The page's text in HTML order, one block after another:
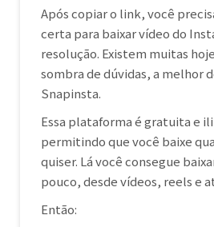
Após copiar o link, você
certa para baixar vídeo do
resolução. Existem muitas
sombra de dúvidas, a melhor
Snapinsta.
Essa plataforma é gratuita e
permitindo que você baixe
quiser. Lá você consegue
pouco, desde vídeos, reels e
Então: